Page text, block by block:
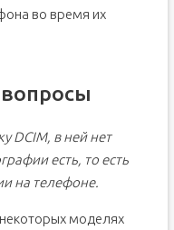
во время их
DCIM, в ней нет
есть, то есть
на телефоне.
моделях